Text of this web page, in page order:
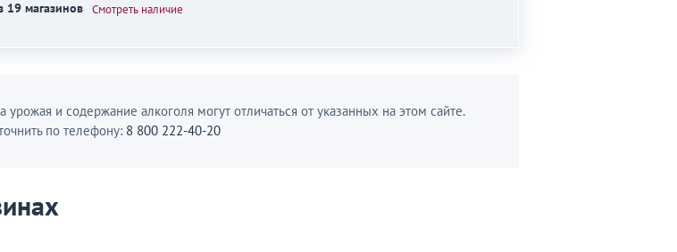
19 магазинов Смотреть наличие
урожая и содержание алкоголя могут отличаться от указанных на этом сайте.
по телефону: 8 800 222-40-20